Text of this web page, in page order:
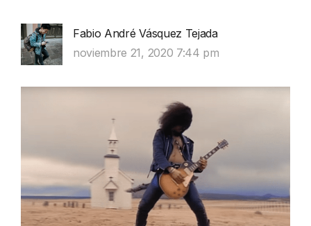
Fabio André Vásquez Tejada
noviembre 21, 2020 7:44 pm